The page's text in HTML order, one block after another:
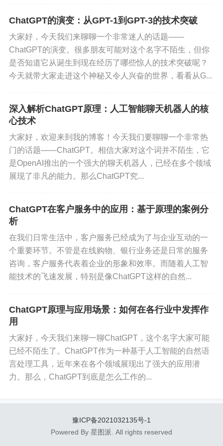
mer模型优越于其他模型的一个关键原因。简单来
说，注意力机制允许模型在生成每个词的时候，不
是仅仅依据前一个词，而是通过“注意”整个输入序列
中的所有位置，从而生成更上下文一致、更具逻辑
训练数据和偏见
尽管ChatGPT非常强大，但它也有一些局限性。其
中一个主要的问题是训练数据。模型的表现高度依
赖于它所学到的文本数据。如果训练数据中存在偏
见或错误信息，这些问题可能也会反映在模型生成
会尽量减少这些偏见，但完全消除是不现实的。
应用场景
聊了这么多原理和技术，让我们看看ChatGPT有哪
些实际的应用场景：
理客户的基本问题和查询，这不仅提高了效率，还
降低了人工成本。
内容生成：无论是写文章、生成代码、创作故事还
是编写报告，ChatGPT都能帮你快速生成高质量的
内容。
学习新知识或者获得写作方面的建议。
ChatGPT的演变：从GPT-1到GPT-3的技术突破
大家好，今天我们来聊聊一个非常迷人的话题——
ChatGPT的演变。很多朋友可能对这个名字不陌生，但你
是否知道它从诞生到现在经历了哪些惊人的技术突破呢？
今天就带大家走进这个神秘又令人兴奋的世界，看看从G...
深入解析ChatGPT原理：人工智能聊天机器人的核
心技术
大家好，欢迎来到我的博客！今天我们要聊聊一个非常热
门的话题——ChatGPT。相信大家对这个词并不陌生，它
是OpenAI推出的一个强大的聊天机器人，已经在多个领域
展现了非凡的能力。那么ChatGPT究...
ChatGPT在客户服务中的应用：基于原理的案例分
析
在我们日常生活中，客户服务已经成为了与企业互动的一
个重要环节。不管是在线购物、银行业务还是日常的服务
咨询，客户服务代表着企业的形象和效率。而随着人工智
能技术的飞速发展，特别是像ChatGPT这样的自然...
ChatGPT原理与应用场景：如何在各行业中发挥作
用
大家好，今天我们来聊一聊ChatGPT，这个名字大家可能
已经不陌生了。ChatGPT作为一种基于人工智能的自然语
言处理工具，近年来在各个领域展现出了强大的应用潜
力。那么，ChatGPT到底是怎么工作的...
豫ICP备2021032135号-1
Powered By 星图派. All rights reserved